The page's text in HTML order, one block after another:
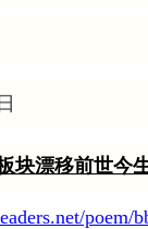
块漂移前世今
poem/